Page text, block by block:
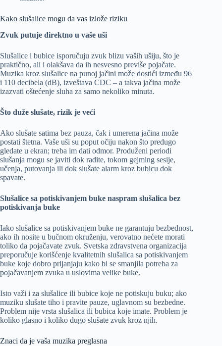
Kako slušalice mogu da vas izlože riziku
Zvuk putuje direktno u vaše uši
Slušalice i bubice isporučuju zvuk blizu vaših ušiju, što je
praktično, ali i olakšava da ih nesvesno previše pojačate.
Muzika kroz slušalice na punoj jačini može dostići između 96
i 110 decibela (dB), izveštava CDC – a takva jačina može
izazvati oštećenje sluha za samo nekoliko minuta.
Što duže slušate, rizik je veći
Ako slušate satima bez pauza, čak i umerena jačina može
postati štetna. Vaše uši su poput očiju nakon što predugo
gledate u ekran; treba im dati odmor. Produženi periodi
slušanja mogu se javiti dok radite, tokom gejming sesije,
učenja, putovanja ili dok slušate alarm kroz bubicu dok
spavate.
Slušalice sa potiskivanjem buke naspram slušalica bez
potiskivanja buke
Iako slušalice sa potiskivanjem buke ne garantuju bezbednost,
ako ih nosite u bučnom okruženju, verovatno nećete morati
toliko da pojačavate zvuk. Svetska zdravstvena organizacija
preporučuje korišćenje kvalitetnih slušalica sa potiskivanjem
buke koje dobro prijanjaju kako bi se smanjila potreba za
pojačavanjem zvuka u uslovima velike buke.
Isto važi i za slušalice ili bubice koje ne potiskuju buku; ako
muziku slušate tiho i pravite pauze, uglavnom su bezbedne.
Problem nije vrsta slušalica ili bubica koje imate. Problem je
koliko glasno i koliko dugo slušate zvuk kroz njih.
Znaci da je vaša muzika preglasna